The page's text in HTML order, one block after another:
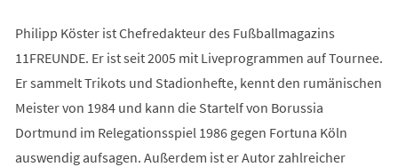
Philipp Köster ist Chefredakteur des Fußballmagazins
11FREUNDE. Er ist seit 2005 mit Liveprogrammen auf Tournee.
Er sammelt Trikots und Stadionhefte, kennt den rumänischen
Meister von 1984 und kann die Startelf von Borussia
Dortmund im Relegationsspiel 1986 gegen Fortuna Köln
auswendig aufsagen. Außerdem ist er Autor zahlreicher